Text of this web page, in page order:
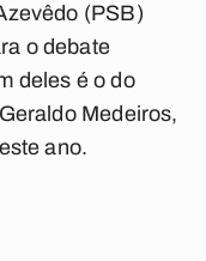
(PSB)
o debate
deles é o do
Medeiros,
ano.